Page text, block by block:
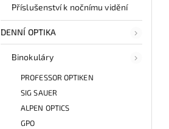
Příslušenství k nočnímu vidění
DENNÍ OPTIKA
Binokuláry
PROFESSOR OPTIKEN
SIG SAUER
ALPEN OPTICS
GPO